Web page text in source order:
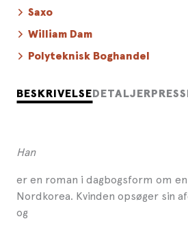
BESKRIVELSE DETALJER
Han
er en roman i dagbogsform om
Nordkorea. Kvinden opsøger sin
og
Saxo
William Dam
Polyteknisk Boghandel